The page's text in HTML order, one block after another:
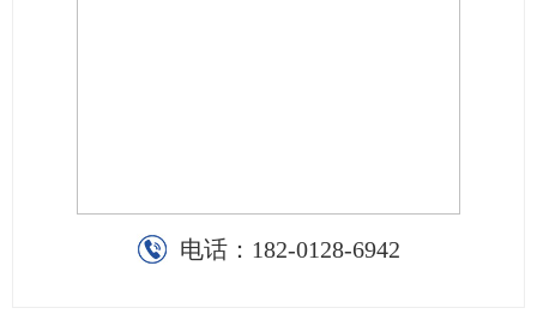
电话： 182-0128-6942